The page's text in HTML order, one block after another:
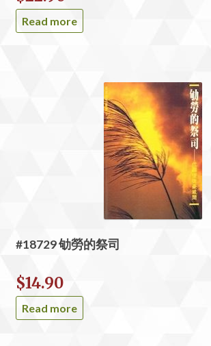
Read more
#18729 劬勞的祭司
$14.90
Read more